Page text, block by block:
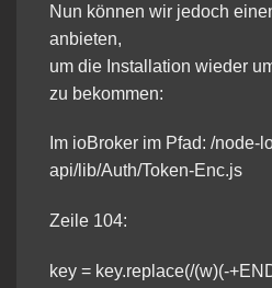
Nun können wir jedoch
anbieten,
um die Installation wieder
zu bekommen:
Im ioBroker im Pfad: /node-
api/lib/Auth/Token-Enc.js
Zeile 104:
key = key.replace(/(w)(-